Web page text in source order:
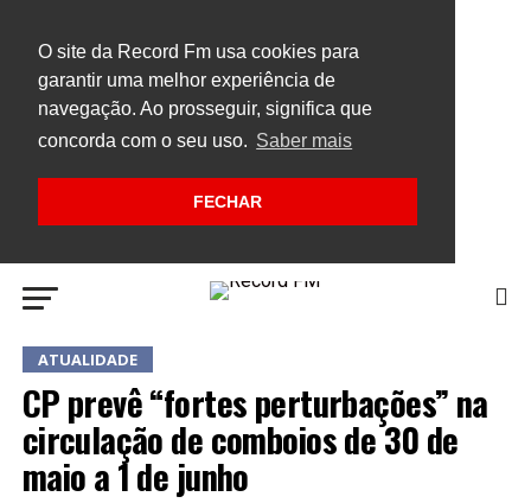
O site da Record Fm usa cookies para
garantir uma melhor experiência de
navegação. Ao prosseguir, significa que
concorda com o seu uso. Saber mais
FECHAR
ATUALIDADE
CP prevê “fortes perturbações” na
circulação de comboios de 30 de
maio a 1 de junho